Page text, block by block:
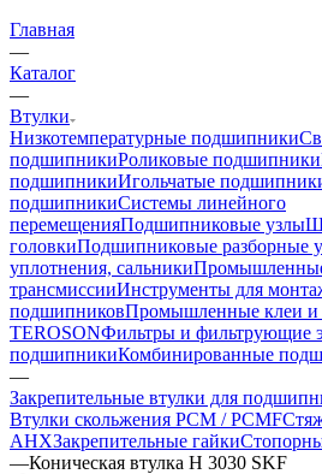
Главная
—
Каталог
—
Втулки
Низкотемпературные подшипники
подшипникиРоликовые подшипники
подшипникиИгольчатые
подшипникиСистемы линейного
перемещенияПодшипниковые узлы
головкиПодшипниковые разборные
уплотнения, сальники
трансмиссииИнструменты для
подшипниковПромышленные клеи и
TEROSONФильтры и фильтрующие
подшипникиКомбинированные
—
Закрепительные втулки для
Втулки скольжения PCM / PCMF
AHXЗакрепительные гайки
—Коническая втулка H 3030 SKF